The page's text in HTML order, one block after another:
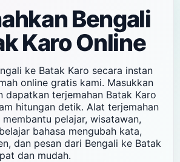
Bengali
Karo Online
ke Batak Karo secara instan
online gratis kami. Masukkan
dapatkan terjemahan Batak Karo
hitungan detik. Alat terjemahan
pelajar, wisatawan,
bahasa mengubah kata,
dan pesan dari Bengali ke Batak
dan mudah.